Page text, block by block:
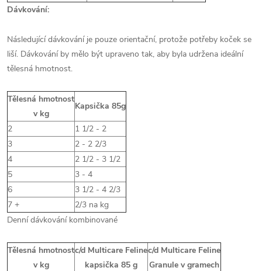
Dávkování:
Následující dávkování je pouze orientační, protože potřeby koček se
liší. Dávkování by mělo být upraveno tak, aby byla udržena ideální
tělesná hmotnost.
Tělesná hmotnost
v kg
Kapsička 85g
2
1 1/2 - 2
3
2 - 2 2/3
4
2 1/2 - 3 1/2
5
3 - 4
6
3 1/2 - 4 2/3
7 +
2/3 na kg
Denní dávkování kombinované
Tělesná hmotnost
v kg
c/d Multicare Feline
kapsička 85 g
c/d Multicare Feline
Granule v gramech